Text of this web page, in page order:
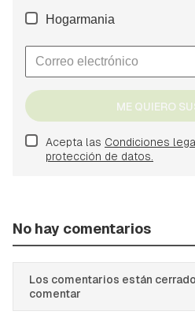
Hogarmania
ME QUIERO
Acepta las Condiciones
protección de datos.
No hay comentarios
Los comentarios están
comentar